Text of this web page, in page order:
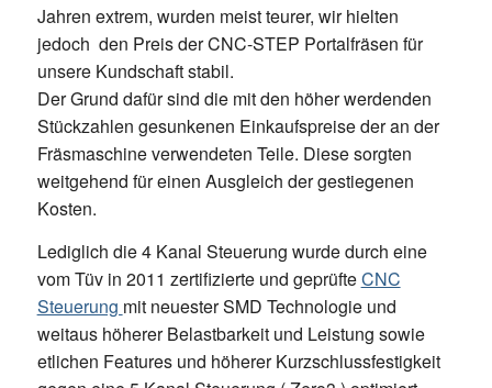
Jahren extrem, wurden meist teurer, wir hielten
jedoch den Preis der CNC-STEP Portalfräsen für
unsere Kundschaft stabil.
Der Grund dafür sind die mit den höher werdenden
Stückzahlen gesunkenen Einkaufspreise der an der
Fräsmaschine verwendeten Teile. Diese sorgten
weitgehend für einen Ausgleich der gestiegenen
Kosten.
Lediglich die 4 Kanal Steuerung wurde durch eine
vom Tüv in 2011 zertifizierte und geprüfteCNC
Steuerung mit neuester SMD Technologie und
weitaus höherer Belastbarkeit und Leistung sowie
etlichen Features und höherer Kurzschlussfestigkeit